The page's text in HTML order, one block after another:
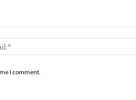
I comment.